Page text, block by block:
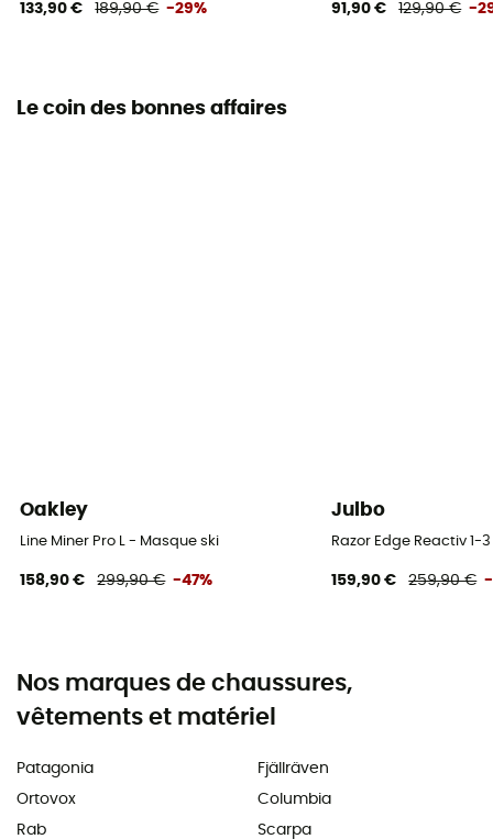
133,90 € 189,90 € -29% 91,90 € 129,90 € -
Le coin des bonnes affaires
Oakley
Line Miner Pro L - Masque ski
158,90 € 299,90 € -47%
Julbo
Razor Edge Reactiv 1-
159,90 € 259,90 € -
Nos marques de chaussures,
vêtements et matériel
Patagonia
Ortovox
Rab
Fjällräven
Columbia
Scarpa